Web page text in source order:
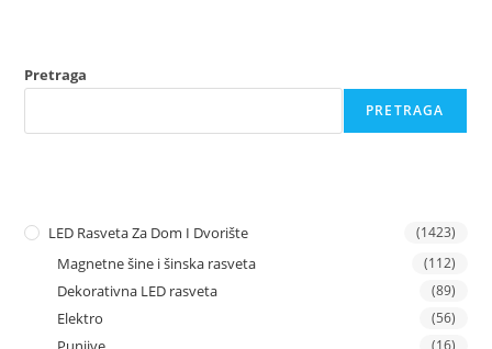
Pretraga
PRETRAGA
LED Rasveta Za Dom I Dvorište (1423)
Magnetne šine i šinska rasveta (112)
Dekorativna LED rasveta (89)
Elektro (56)
(16)